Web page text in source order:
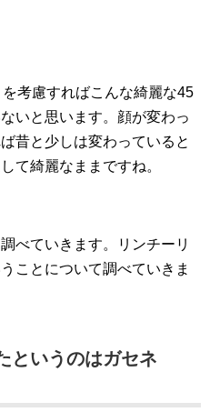
考慮すればこんな綺麗な45
いと思います。顔が変わっ
昔と少しは変わっていると
て綺麗なままですね。
べていきます。リンチーリ
ことについて調べていきま
というのはガセネ